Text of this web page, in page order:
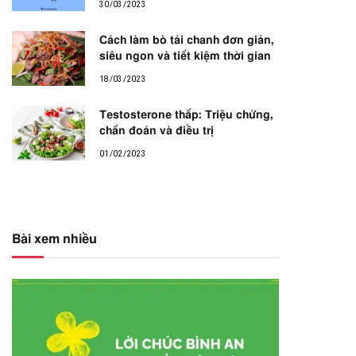
30/03/2023
Cách làm bò tái chanh đơn giản,
siêu ngon và tiết kiệm thời gian
18/03/2023
Testosterone thấp: Triệu chứng,
chẩn đoán và điều trị
01/02/2023
Bài xem nhiều